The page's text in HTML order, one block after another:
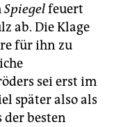
Spiegelfeuert
ab. Die Klage
für ihn zu
sei erst im
später also als
der besten